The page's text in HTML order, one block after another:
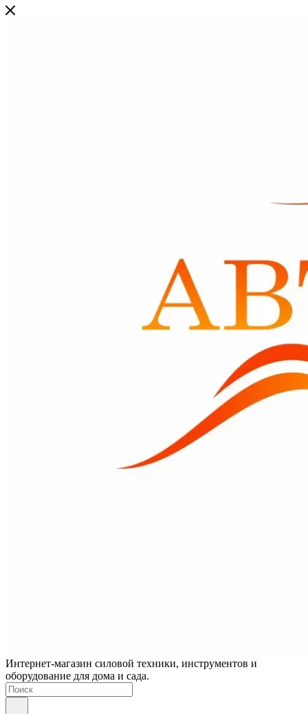
Интернет-магазин силовой техники, инструментов и
оборудование для дома и сада.